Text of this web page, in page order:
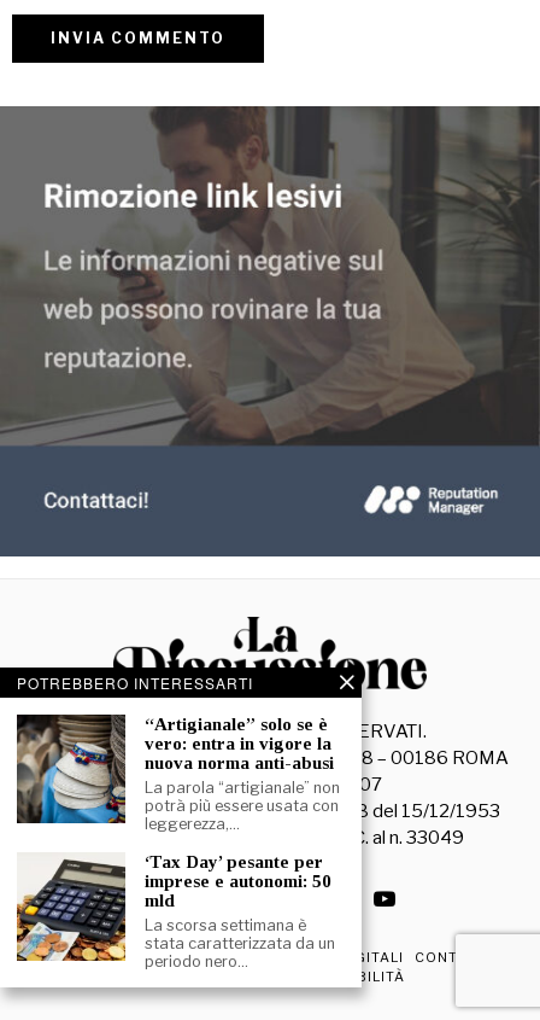
© 2026- TUTTI I DIRITTI RISERVATI.
La Discussione S.r.l. – Piazza Capranica, 78 – 00186 ROMA
C.F. e P. IVA 15045971007
Registrazione Tribunale di Roma n. 3628 del 15/12/1953
La società editrice è iscritta al R.O.C. al n. 33049
PRIVACY & COOKIE POLICY EDIZIONI DIGITALI
CONTATTI
DICHIARAZIONE DI ACCESSIBILITÀ
POTREBBERO INTERESSARTI
“Artigianale” solo se è
vero: entra in vigore la
nuova norma anti-abusi
La parola “artigianale” non
potrà più essere usata con
leggerezza,…
‘Tax Day’ pesante per
imprese e autonomi: 50
mld
La scorsa settimana è
stata caratterizzata da un
periodo nero…